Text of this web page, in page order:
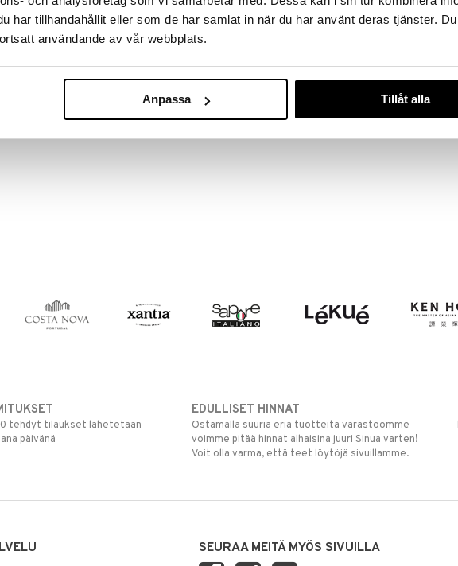
har tillhandahållit eller som de har samlat in när du har använt deras tjänster. Du
användande av vår webbplats.
Anpassa Tillåt alla
pinnasta ruostumattoman ja erityisen
sarjaan (nimeltään myös Mighty).
€
tehdyt tilaukset lähetetään
päivänä
EDULLISET HINNAT
Ostamalla suuria eriä tuotteita varastoomme
voimme pitää hinnat alhaisina juuri Sinua varten!
Voit olla varma, että teet löytöjä sivuillamme.
SEURAA MEITÄ MYÖS SIVUILLA